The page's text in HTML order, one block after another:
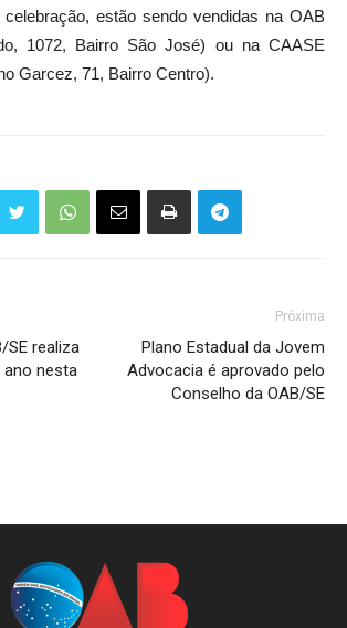
estão sendo vendidas na OAB
1072, Bairro São José) ou na CAASE
Garcez, 71, Bairro Centro).
SE realiza
ano nesta
Próxima
Plano Estadual da Jovem
Advocacia é aprovado pelo
Conselho da OAB/SE